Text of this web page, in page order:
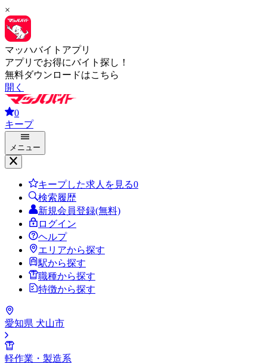
×
マッハバイトアプリ
アプリでお得にバイト探し！
無料ダウンロードはこちら
開く
0
キープ
メニュー
キープした求人を見る0
検索履歴
新規会員登録(無料)
ログイン
ヘルプ
エリアから探す
駅から探す
職種から探す
特徴から探す
愛知県 犬山市
軽作業・製造系